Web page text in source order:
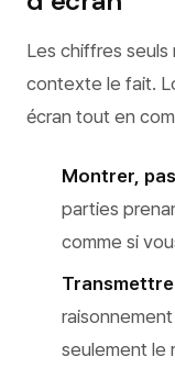
Les chiffres seuls
contexte le fait.
écran tout en
Montrer,
parties
comme si
seulement le